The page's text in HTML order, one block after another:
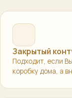
Закрытый
Подходит, если
коробку дома, а